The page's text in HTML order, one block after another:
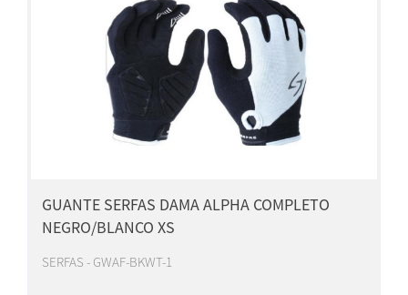
GUANTE SERFAS DAMA ALPHA COMPLETO
NEGRO/BLANCO XS
SERFAS - GWAF-BKWT-1